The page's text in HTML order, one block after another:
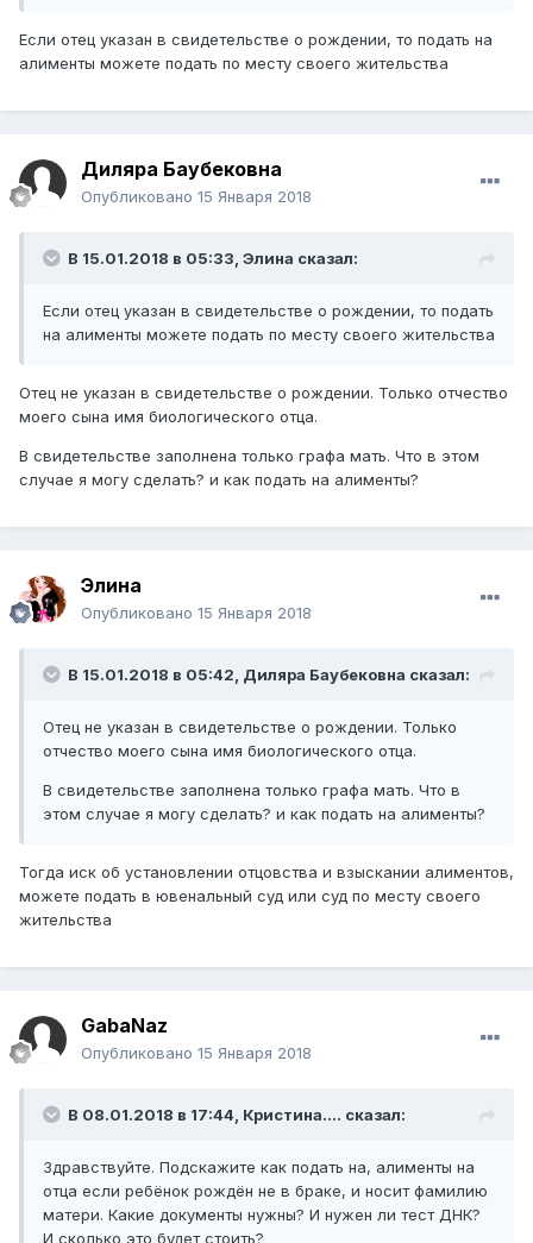
Если отец указан в свидетельстве о рождении, то подать на
алименты можете подать по месту своего жительства
Диляра Баубековна
Опубликовано 15 Января 2018
В 15.01.2018 в 05:33, Элина сказал:
Если отец указан в свидетельстве о рождении, то подать
на алименты можете подать по месту своего жительства
Отец не указан в свидетельстве о рождении. Только отчество
моего сына имя биологического отца.
В свидетельстве заполнена только графа мать. Что в этом
случае я могу сделать? и как подать на алименты?
Элина
Опубликовано 15 Января 2018
В 15.01.2018 в 05:42, Диляра Баубековна сказал:
Отец не указан в свидетельстве о рождении. Только
отчество моего сына имя биологического отца.
В свидетельстве заполнена только графа мать. Что в
этом случае я могу сделать? и как подать на алименты?
Тогда иск об установлении отцовства и взыскании алиментов,
можете подать в ювенальный суд или суд по месту своего
жительства
GabaNaz
Опубликовано 15 Января 2018
В 08.01.2018 в 17:44, Кристина.... сказал:
Здравствуйте. Подскажите как подать на, алименты на
отца если ребёнок рождён не в браке, и носит фамилию
матери. Какие документы нужны? И нужен ли тест ДНК?
И сколько это будет стоить?